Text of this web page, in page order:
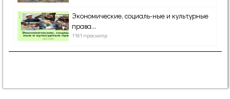
Экономические, социаль-ные и культурные
права...
1161 просмотр